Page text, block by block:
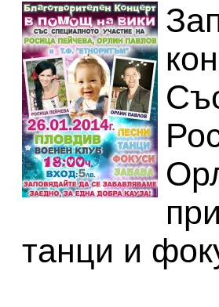
танци и